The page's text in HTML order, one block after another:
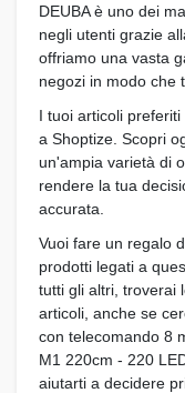
DEUBA è uno dei
negli utenti grazie
offriamo una vasta
negozi in modo che
I tuoi articoli
a Shoptize. Scopri
un'ampia varietà di
rendere la tua
accurata.
Vuoi fare un regalo
prodotti legati a
tutti gli altri, troverai
articoli, anche se
con telecomando 8
M1 220cm - 220
aiutarti a decidere